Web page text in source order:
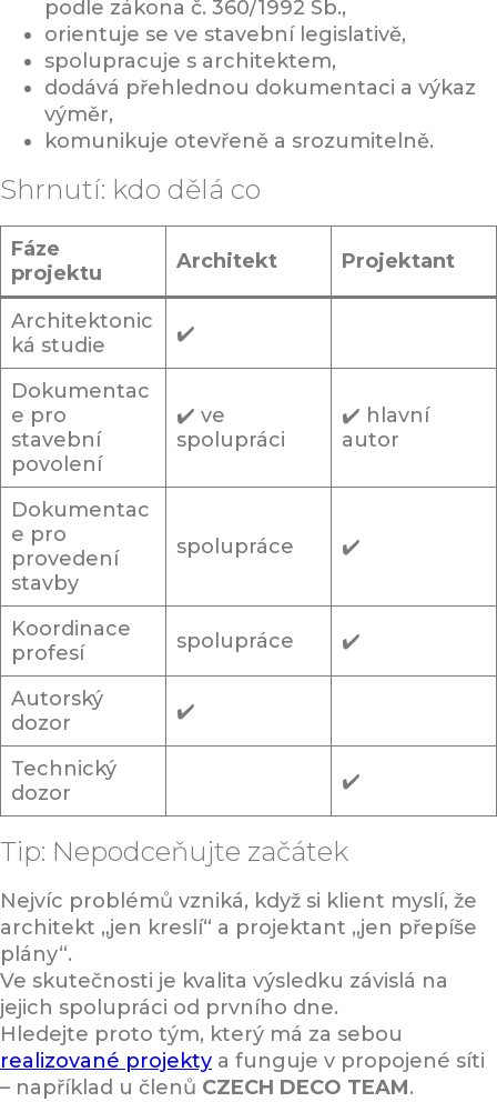
podle zákona č. 360/1992 Sb.,
orientuje se ve stavební legislativě,
spolupracuje s architektem,
dodává přehlednou dokumentaci a výkaz
výměr,
komunikuje otevřeně a srozumitelně.
Shrnutí: kdo dělá co
Fáze
projektu
Architekt Projektant
Architektonic
ká studie
✔️
Dokumentac
e pro
stavební
povolení
✔️ ve
spolupráci
✔️ hlavní
autor
Dokumentac
e pro
provedení
stavby
spolupráce ✔️
Koordinace
profesí
spolupráce ✔️
Autorský
dozor
✔️
Technický
dozor
✔️
Tip: Nepodceňujte začátek
Nejvíc problémů vzniká, když si klient myslí, že
architekt „jen kreslí“ a projektant „jen přepíše
plány“.
Ve skutečnosti je kvalita výsledku závislá na
jejich spolupráci od prvního dne.
Hledejte proto tým, který má za sebou
realizované projekty a funguje v propojené síti
– například u členů CZECH DECO TEAM.